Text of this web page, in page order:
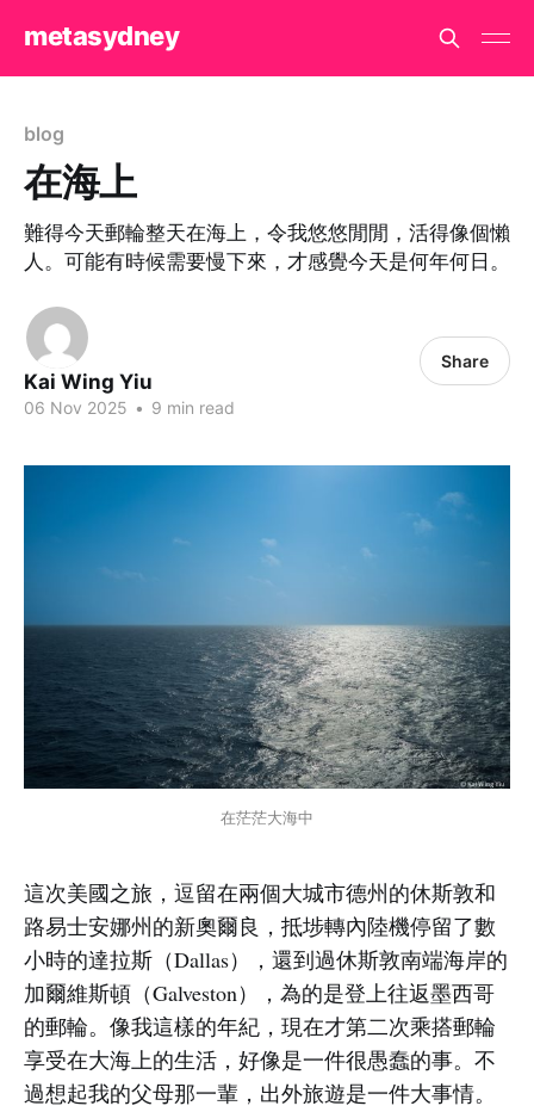
metasydney
blog
在海上
難得今天郵輪整天在海上，令我悠悠閒閒，活得像個懶
人。可能有時候需要慢下來，才感覺今天是何年何日。
Kai Wing Yiu
06 Nov 2025 • 9 min read
Share
在茫茫大海中
這次美國之旅，逗留在兩個大城市德州的休斯敦和
路易士安娜州的新奧爾良，抵埗轉內陸機停留了數
小時的達拉斯（Dallas），還到過休斯敦南端海岸的
加爾維斯頓（Galveston），為的是登上往返墨西哥
的郵輪。像我這樣的年紀，現在才第二次乘搭郵輪
享受在大海上的生活，好像是一件很愚蠢的事。不
過想起我的父母那一輩，出外旅遊是一件大事情。